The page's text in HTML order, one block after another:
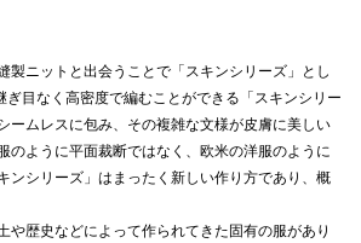
ニットと出会うことで「スキンシリーズ」とし
目なく高密度で編むことができる「スキンシリー
ームレスに包み、その複雑な文様が皮膚に美しい
のように平面裁断ではなく、欧米の洋服のように
ンシリーズ」はまったく新しい作り方であり、概
歴史などによって作られてきた固有の服があり